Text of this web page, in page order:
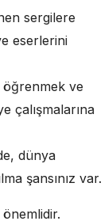
sergilere
eserlerini
öğrenmek ve
çalışmalarına
dünya
şansınız var.